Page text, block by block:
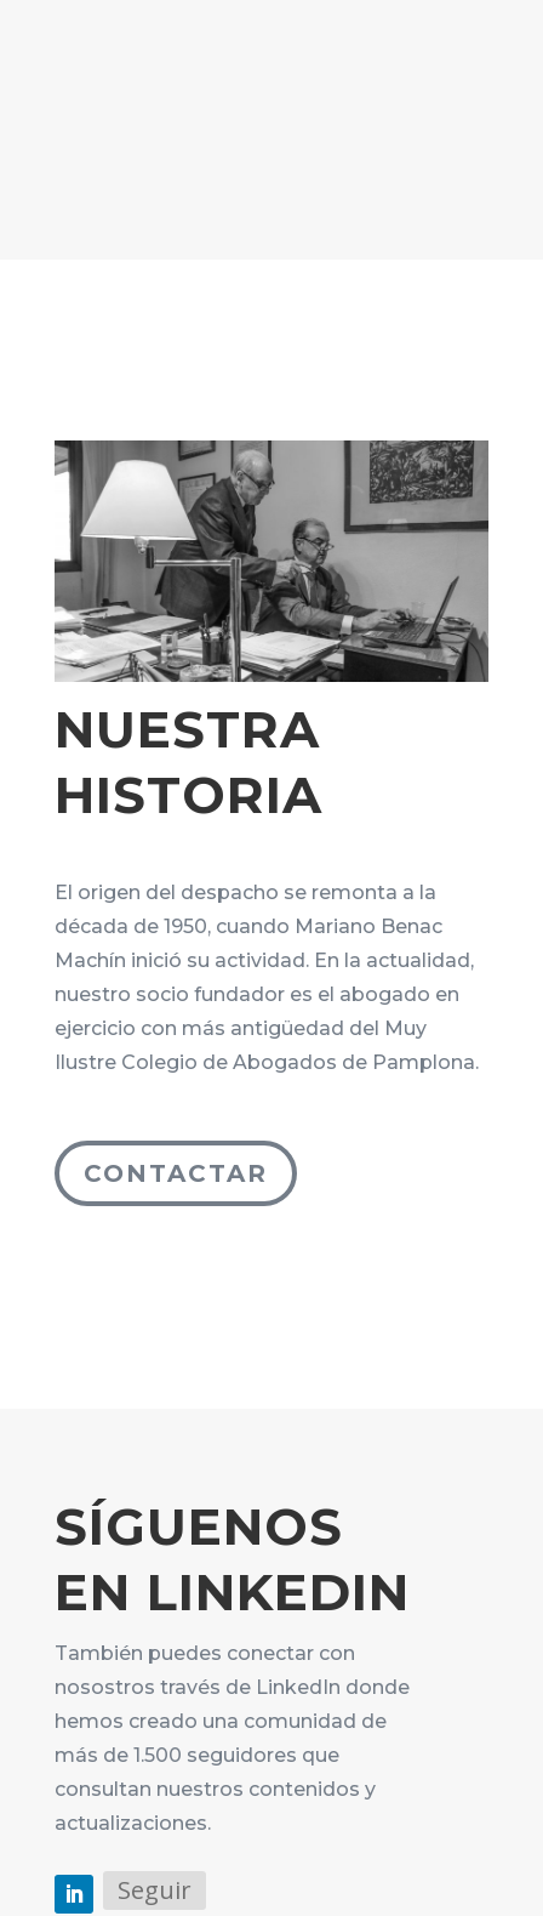
NUESTRA
HISTORIA
El origen del despacho se remonta a la
década de 1950, cuando Mariano Benac
Machín inició su actividad. En la actualidad,
nuestro socio fundador es el abogado en
ejercicio con más antigüedad del Muy
Ilustre Colegio de Abogados de Pamplona.
CONTACTAR
SÍGUENOS
EN LINKEDIN
También puedes conectar con
nosostros través de LinkedIn donde
hemos creado una comunidad de
más de 1.500 seguidores que
consultan nuestros contenidos y
actualizaciones.
Seguir